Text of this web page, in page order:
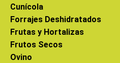
Cunícola
Forrajes Deshidratados
Frutas y Hortalizas
Frutos Secos
Ovino